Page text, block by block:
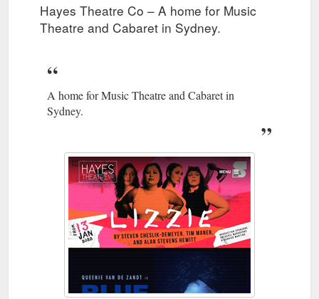
Hayes Theatre Co – A home for Music
Theatre and Cabaret in Sydney.
A home for Music Theatre and Cabaret in
Sydney.